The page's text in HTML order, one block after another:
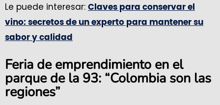
Le puede interesar: Claves para conservar el
vino: secretos de un experto para mantener su
sabor y calidad
Feria de emprendimiento en el
parque de la 93: “Colombia son las
regiones”